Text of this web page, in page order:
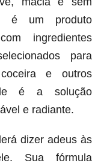
é um produto
ingredientes
para
e outros
é a solução
e radiante.
dizer adeus às
Sua fórmula